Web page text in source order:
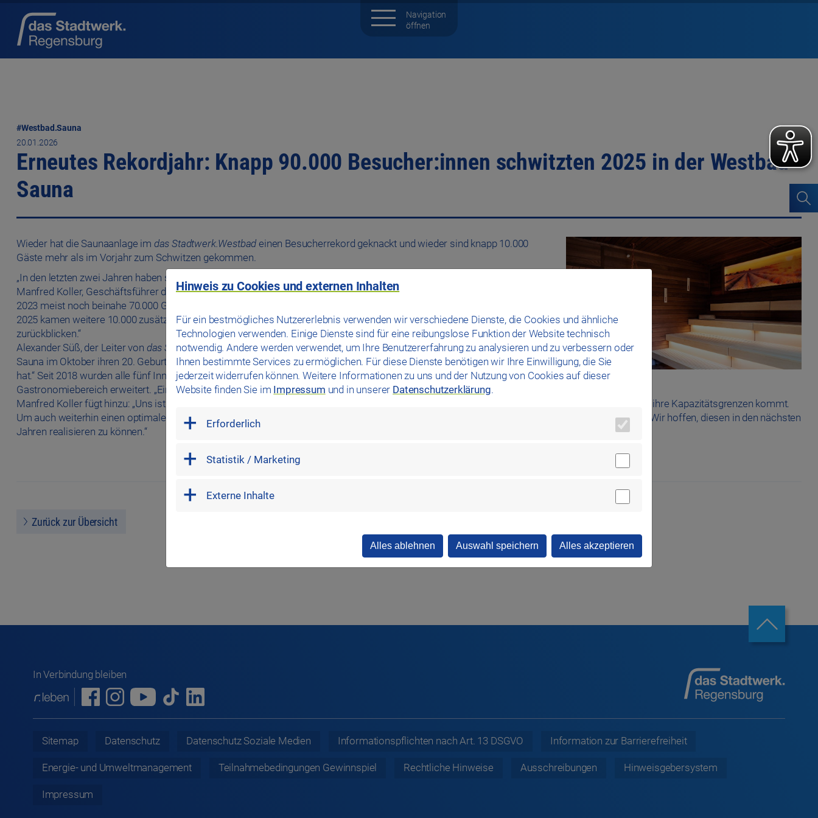
#Westbad.Sauna
20.01.2026
Erneutes Rekordjahr: Knapp 90.000 Besucher:innen schwitzten 2025 in der Westbad-
Sauna
Wieder hat die Saunaanlage im das Stadtwerk.Westbad einen Besucherrekord geknackt und wieder sind knapp 10.000
Gäste mehr als im Vorjahr zum Schwitzen gekommen.
„In den letzten zwei Jahren haben sich die Besucher:innenzahlen in der Westbad-Sauna stark nach oben entwickelt“, so
Manfred Koller, Geschäftsführer der das Stadtwerk Regensburg GmbH. „Während wir in früheren Jahren bis einschließlich
2023 meist noch beinahe 70.000 Gäste pro Jahr hatten, stieg die Zahl der Eintritte 2024 schon um 10.000 Personen an.
2025 kamen weitere 10.000 zusätzliche Eintritte hinzu, so dass wir wieder auf ein Rekordjahr mit knapp 90.000 Gästen
zurückblicken.“
Alexander Süß, der Leiter von das Stadtwerk.Bäder, ergänzt: „Die starken Zahlen freuen uns sehr, zumal die Westbad-
Sauna im Oktober ihren 20. Geburtstag feiert. Für uns ist das ein Indikator, wie gut sich die Sauna über die Jahre entwickelt
hat.“ Seit 2018 wurden alle fünf Innensaunen erneuert, 2025 wurde aufgrund der steigenden Besucher:innenzahlen der
Gastronomiebereich erweitert. „Ein Invest, der sich gelohnt hat“, ergänzt Alexander Süß.
Manfred Koller fügt hinzu: „Uns ist auch bewusst, dass die Westbad-Sauna bei diesem Besucher:innenaufkommen zu Spitzenzeiten allmählich an ihre Kapazitätsgrenzen kommt.
Um auch weiterhin einen optimalen Raum für Erholung bieten zu können, gibt es bereits erste Pläne für einen größeren Ausbau der Saunaanlage. Wir hoffen, diesen in den nächsten
Jahren realisieren zu können.“
Zurück zur Übersicht
In Verbindung bleiben
Sitemap Datenschutz Datenschutz Soziale Medien Informationspflichten nach Art. 13 DSGVO Information zur Barrierefreiheit
Energie- und Umweltmanagement Teilnahmebedingungen Gewinnspiel Rechtliche Hinweise Ausschreibungen Hinweisgebersystem
Impressum
Hinweis zu Cookies und externen Inhalten
Für ein bestmögliches Nutzererlebnis verwenden wir verschiedene Dienste, die Cookies und ähnliche
Technologien verwenden. Einige Dienste sind für eine reibungslose Funktion der Website technisch
notwendig. Andere werden verwendet, um Ihre Benutzererfahrung zu analysieren und zu verbessern oder
Ihnen bestimmte Services zu ermöglichen. Für diese Dienste benötigen wir Ihre Einwilligung, die Sie
jederzeit widerrufen können. Weitere Informationen zu uns und der Nutzung von Cookies auf dieser
Website finden Sie im Impressum und in unserer Datenschutzerklärung.
Erforderlich
mandatory
Statistik / Marketing
Externe Inhalte
Alles ablehnen Auswahl speichern Alles akzeptieren